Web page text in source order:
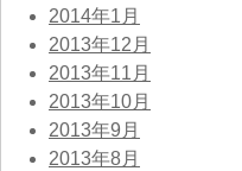
2014年1月
2013年12月
2013年11月
2013年10月
2013年9月
2013年8月